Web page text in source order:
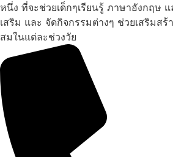
หนึ่ง ที่จะช่วยเด็กๆเรียนรู้ ภาษาอังกฤษ
เสริม และ จัดกิจกรรมต่างๆ ช่วยเสริมส
สมในแต่ละช่วงวัย